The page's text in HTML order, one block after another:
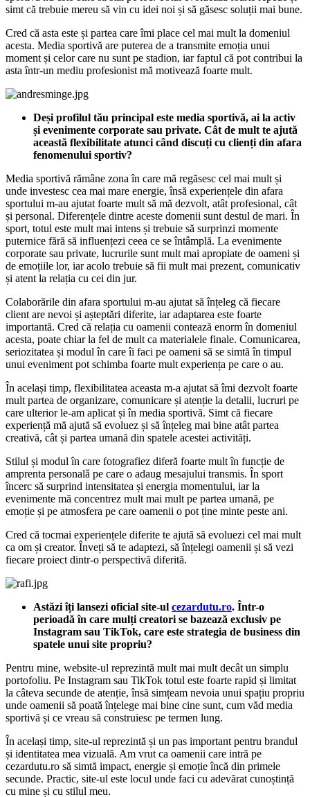
simt că trebuie mereu să vin cu idei noi și să găsesc soluții mai bune.
Cred că asta este și partea care îmi place cel mai mult la domeniul
acesta. Media sportivă are puterea de a transmite emoția unui
moment și celor care nu sunt pe stadion, iar faptul că pot contribui la
asta într-un mediu profesionist mă motivează foarte mult.
Deși profilul tău principal este media sportivă, ai la activ
și evenimente corporate sau private. Cât de mult te ajută
această flexibilitate atunci când discuți cu clienți din afara
fenomenului sportiv?
Media sportivă rămâne zona în care mă regăsesc cel mai mult și
unde investesc cea mai mare energie, însă experiențele din afara
sportului m-au ajutat foarte mult să mă dezvolt, atât profesional, cât
și personal. Diferențele dintre aceste domenii sunt destul de mari. În
sport, totul este mult mai intens și trebuie să surprinzi momente
puternice fără să influențezi ceea ce se întâmplă. La evenimente
corporate sau private, lucrurile sunt mult mai apropiate de oameni și
de emoțiile lor, iar acolo trebuie să fii mult mai prezent, comunicativ
și atent la relația cu cei din jur.
Colaborările din afara sportului m-au ajutat să înțeleg că fiecare
client are nevoi și așteptări diferite, iar adaptarea este foarte
importantă. Cred că relația cu oamenii contează enorm în domeniul
acesta, poate chiar la fel de mult ca materialele finale. Comunicarea,
seriozitatea și modul în care îi faci pe oameni să se simtă în timpul
unui eveniment pot schimba foarte mult experiența pe care o au.
În același timp, flexibilitatea aceasta m-a ajutat să îmi dezvolt foarte
mult partea de organizare, comunicare și atenție la detalii, lucruri pe
care ulterior le-am aplicat și în media sportivă. Simt că fiecare
experiență mă ajută să evoluez și să înțeleg mai bine atât partea
creativă, cât și partea umană din spatele acestei activități.
Stilul și modul în care fotografiez diferă foarte mult în funcție de
amprenta personalǎ pe care o adaug mesajului transmis. În sport
încerc să surprind intensitatea și energia momentului, iar la
evenimente mă concentrez mult mai mult pe partea umană, pe
emoție și pe atmosfera pe care oamenii o pot ține minte peste ani.
Cred că tocmai experiențele diferite te ajută să evoluezi cel mai mult
ca om și creator. Înveți să te adaptezi, să înțelegi oamenii și să vezi
fiecare proiect dintr-o perspectivă diferită.
Astăzi îți lansezi oficial site-ul cezardutu.ro. Într-o
perioadă în care mulți creatori se bazează exclusiv pe
Instagram sau TikTok, care este strategia de business din
spatele unui site propriu?
Pentru mine, website-ul reprezintă mult mai mult decât un simplu
portofoliu. Pe Instagram sau TikTok totul este foarte rapid și limitat
la câteva secunde de atenție, însă simțeam nevoia unui spațiu propriu
unde oamenii să poată înțelege mai bine cine sunt, cum văd media
sportivă și ce vreau să construiesc pe termen lung.
În același timp, site-ul reprezintă și un pas important pentru brandul
și identitatea mea vizuală. Am vrut ca oamenii care intră pe
cezardutu.ro să simtă impact, energie și emoție încă din primele
secunde. Practic, site-ul este locul unde faci cu adevărat cunoștință
cu mine și cu stilul meu.